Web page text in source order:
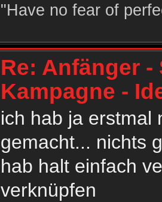
"Have no fear of
Re: Anfänger
Kampagne -
ich hab ja erstmal
gemacht... nichts
hab halt einfach
verknüpfen